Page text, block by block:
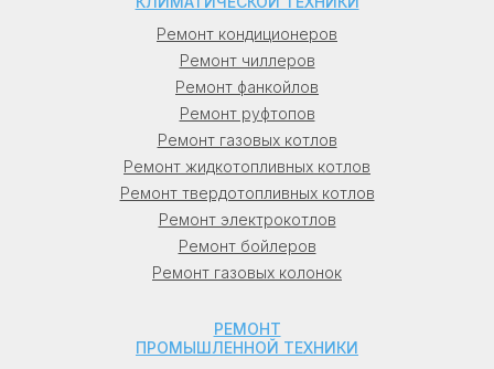
сервисов (centr-servisov), юду (youdo),
зун (zoon), фирмлист (firmlist), справка
(spravka), кабанчик (kabanchik), яндекс
услуги, маркет, которые практически
никогда не предоставляют гарантию на
свою работу, наши мастера
гарантируют высокое качество работ,
которое подтверждается
официальным гарантийным талоном с
расширенным сроком гарантии.
Ремонт кондиционеров
Ремонт чиллеров
Ремонт фанкойлов
Ремонт руфтопов
Ремонт газовых котлов
Ремонт жидкотопливных котлов
Ремонт твердотопливных котлов
Ремонт электрокотлов
Ремонт бойлеров
Ремонт газовых колонок
РЕМОНТ
ПРОМЫШЛЕННОЙ ТЕХНИКИ